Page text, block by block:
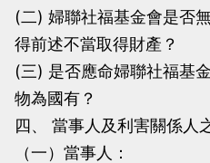
(二) 婦聯社福基金會是否
得前述不當取得財產？
(三) 是否應命婦聯社福基
物為國有？
四、 當事人及利害關係人
（一）當事人：